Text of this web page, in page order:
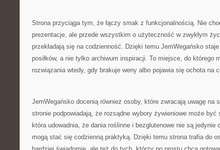
Strona przyciąga tym, że łączy smak z funkcjonalnością. Nie
prezentacje, ale przede wszystkim o użyteczność w zwykłym
przekładają się na codzienność. Dzięki temu JemWegańsko
posiłków, a nie tylko archiwum inspiracji. To miejsce, do którego
rozwiązania wtedy, gdy brakuje weny albo pojawia się ochota na
JemWegańsko docenią również osoby, które zwracają uwagę na
stronie podpowiadają, że rozsądne wybory żywieniowe może być
która udowadnia, że dania roślinne i bezglutenowe nie są jedynie
mogą stać się codzienną praktyką. Dzięki temu strona trafia do